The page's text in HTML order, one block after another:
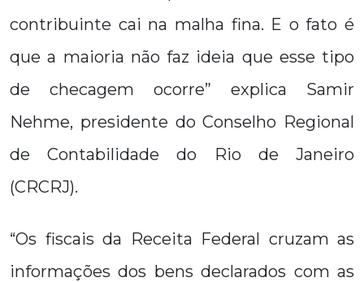
contribuinte cai na malha fina. E o fato é
que a maioria não faz ideia que esse tipo
de checagem ocorre” explica Samir
Nehme, presidente do Conselho Regional
de Contabilidade do Rio de Janeiro
(CRCRJ).
“Os fiscais da Receita Federal cruzam as
informações dos bens declarados com as